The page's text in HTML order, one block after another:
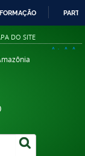
DO SITE
A+ A A-